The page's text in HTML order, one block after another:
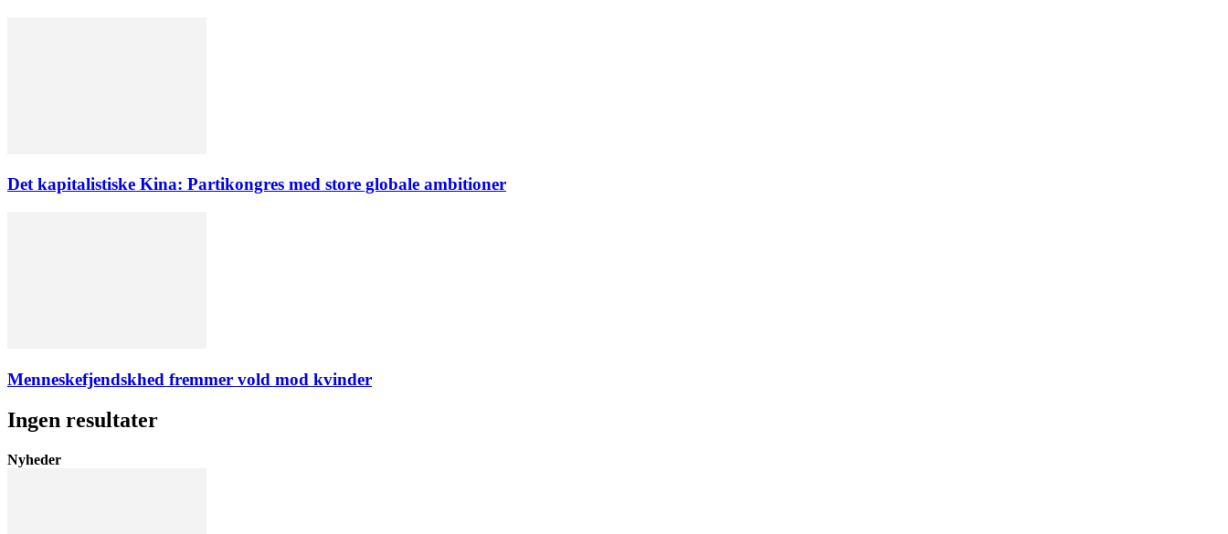
Det kapitalistiske Kina: Partikongres med store globale ambitioner
Menneskefjendskhed fremmer vold mod kvinder
Ingen resultater
Nyheder